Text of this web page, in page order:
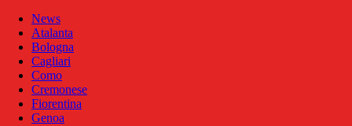
News
Atalanta
Bologna
Cagliari
Como
Cremonese
Fiorentina
Genoa